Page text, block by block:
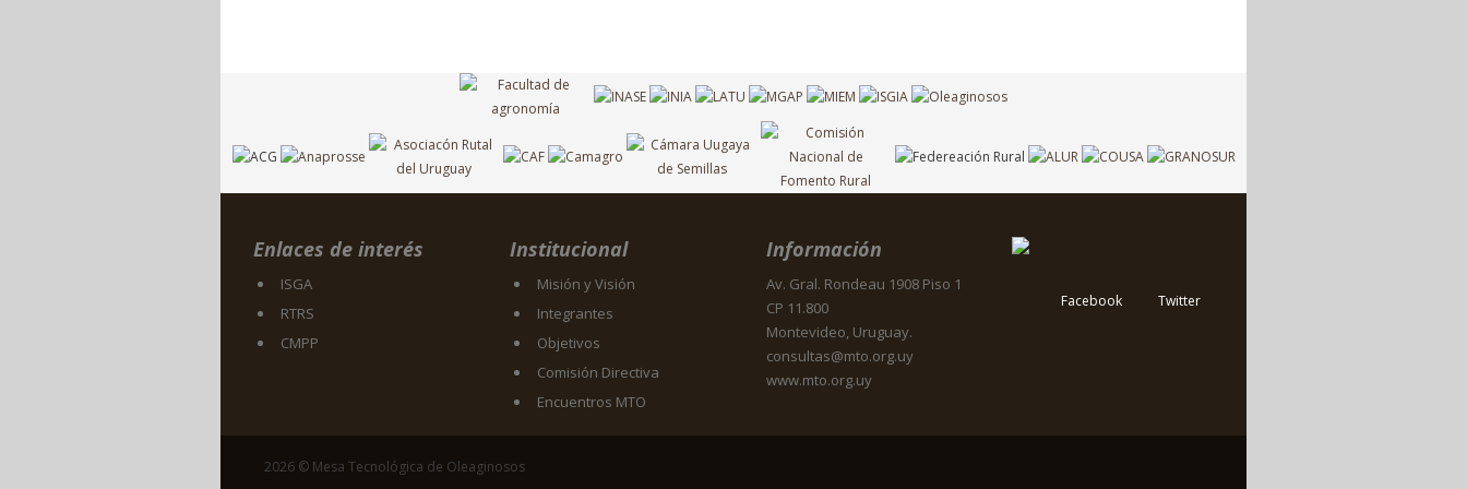
Enlaces de interés
ISGA
RTRS
CMPP
Institucional
Misión y Visión
Integrantes
Objetivos
Comisión Directiva
Encuentros MTO
Información
Av. Gral. Rondeau 1908 Piso 1
CP 11.800
Montevideo, Uruguay.
consultas@mto.org.uy
www.mto.org.uy
Facebook Twitter
2026 © Mesa Tecnológica de Oleaginosos